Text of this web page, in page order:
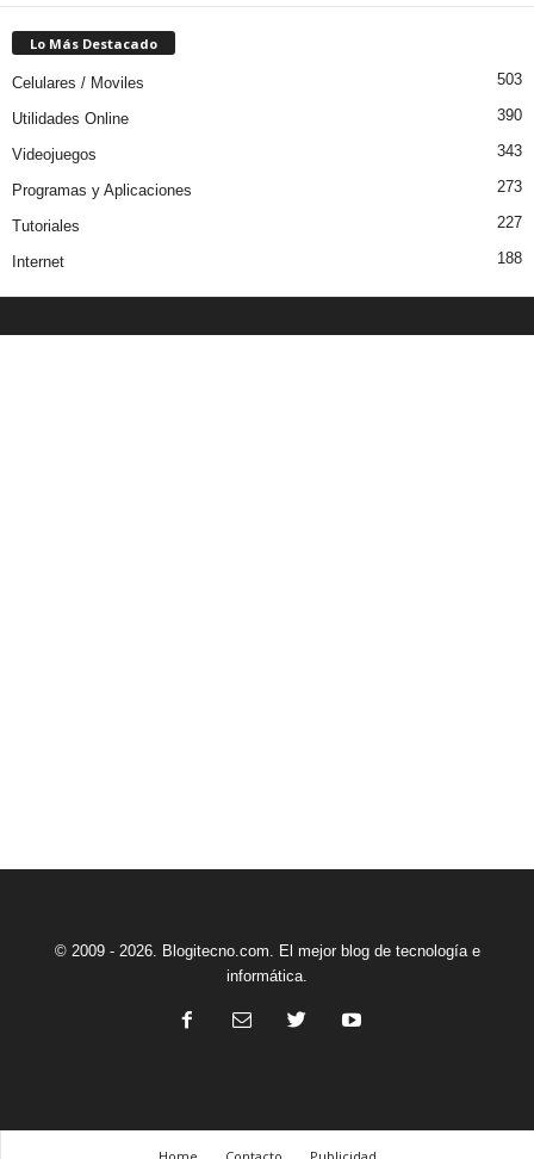
Lo Más Destacado
Celulares / Moviles 503
Utilidades Online 390
Videojuegos 343
Programas y Aplicaciones 273
Tutoriales 227
Internet 188
© 2009 - 2026. Blogitecno.com. El mejor blog de tecnología e
informática.